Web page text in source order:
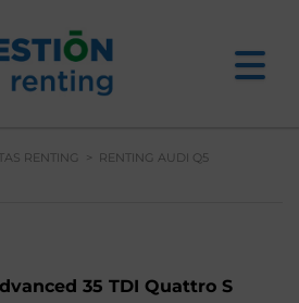
RENTING > RENTING AUDI Q5
35 TDI Quattro S